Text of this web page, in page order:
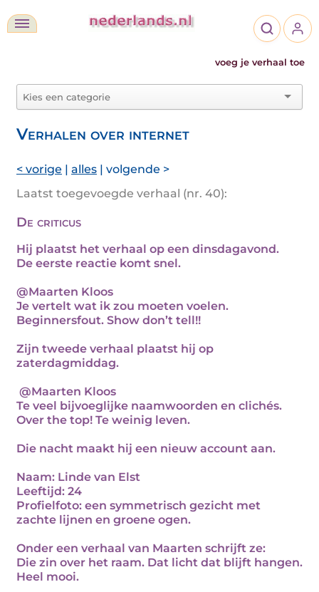
voeg je verhaal toe
Verhalen over internet
< vorige | alles | volgende >
Laatst toegevoegde verhaal (nr. 40):
De criticus
Hij plaatst het verhaal op een dinsdagavond.
De eerste reactie komt snel.
@Maarten Kloos
Je vertelt wat ik zou moeten voelen.
Beginnersfout. Show don’t tell!!
Zijn tweede verhaal plaatst hij op
zaterdagmiddag.
@Maarten Kloos
Te veel bijvoeglijke naamwoorden en clichés.
Over the top! Te weinig leven.
Die nacht maakt hij een nieuw account aan.
Naam: Linde van Elst
Leeftijd: 24
Profielfoto: een symmetrisch gezicht met
zachte lijnen en groene ogen.
Onder een verhaal van Maarten schrijft ze:
Die zin over het raam. Dat licht dat blijft hangen.
Heel mooi.